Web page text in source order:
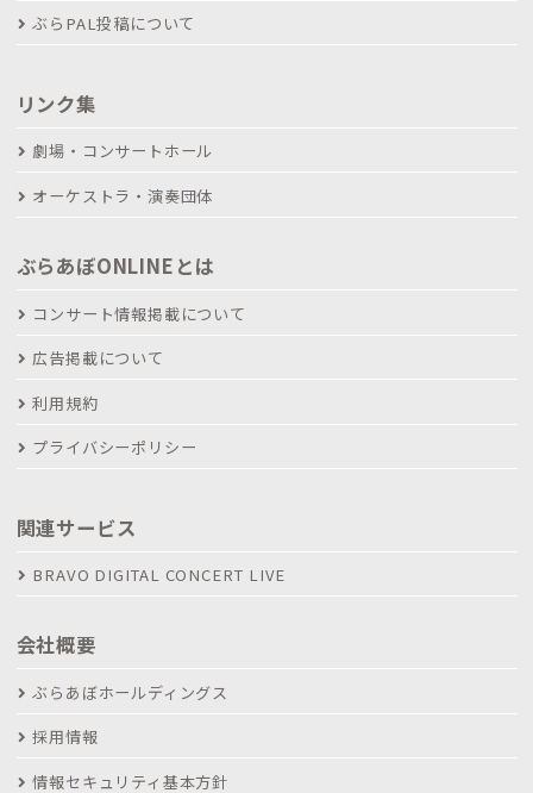
ぶらPAL投稿について
リンク集
劇場・コンサートホール
オーケストラ・演奏団体
ぶらあぼONLINEとは
コンサート情報掲載について
広告掲載について
利用規約
プライバシーポリシー
関連サービス
BRAVO DIGITAL CONCERT LIVE
会社概要
ぶらあぼホールディングス
採用情報
情報セキュリティ基本方針